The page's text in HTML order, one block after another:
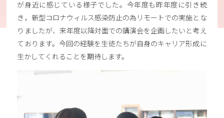
が身近に感じている様子でした。今年度も昨年度に引き続
き，新型コロナウィルス感染防止の為リモートでの実施とな
りましたが、来年度以降対面での講演会を企画したいと考え
ております。今回の経験を生徒たちが自身のキャリア形成に
生かしてくれることを期待します。